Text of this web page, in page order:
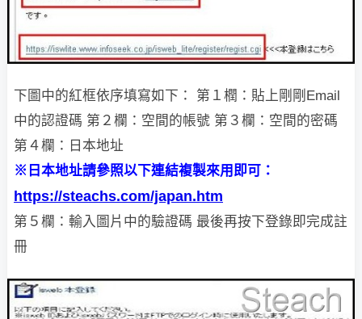
下圖中的紅框依序填寫如下：
第１橍：貼上剛剛Email
中的認證碼 第２欄：空間的帳號 第３欄：空間的密碼
第４欄：日本地址
※日本地址請參照以下連結複製來用即可：
https://steachs.com/japan.htm
第５欄：輸入圖片中的驗證碼 最後再按下登錄即完成註
冊